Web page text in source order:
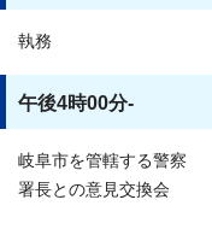
執務
午後4時00分-
岐阜市を管轄する警察
署長との意見交換会